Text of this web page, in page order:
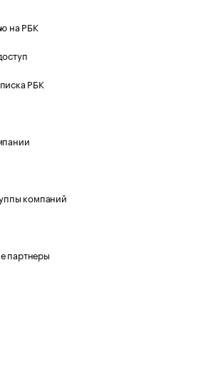
на РБК
РБК
компаний
партнеры